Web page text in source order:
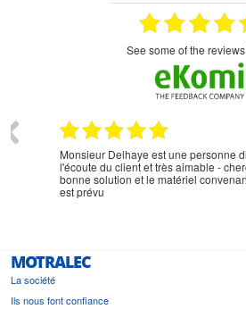
see some of the
Monsieur Delhaye est une personne
l'écoute du client et très aimable -
bonne solution et le matériel
est prévu
MOTRALEC
La société
Ils nous font confiance